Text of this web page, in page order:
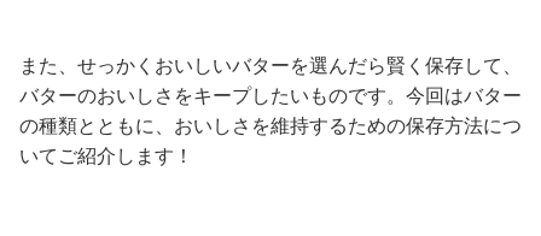
また、せっかくおいしいバターを選んだら賢く保存して、
バターのおいしさをキープしたいものです。今回はバター
の種類とともに、おいしさを維持するための保存方法につ
いてご紹介します！